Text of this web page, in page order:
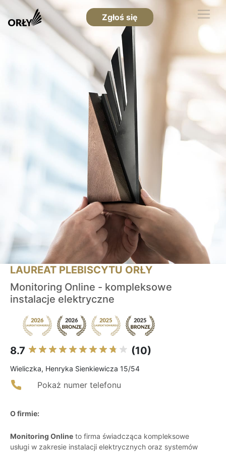
Zgłoś się
LAUREAT PLEBISCYTU ORŁY
Monitoring Online - kompleksowe
instalacje elektryczne
8.7 (10)
Wieliczka, Henryka Sienkiewicza 15/54
Pokaż numer telefonu
O firmie:
Monitoring Online to firma świadcząca kompleksowe
usługi w zakresie instalacji elektrycznych oraz systemów